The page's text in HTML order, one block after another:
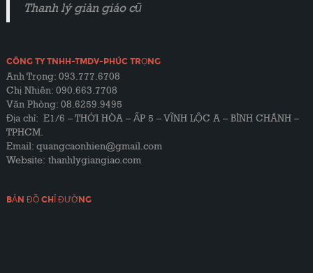
Thanh lý giàn giáo cũ
CÔNG TY TNHH-TMDV-PHÚC TRỌNG
Anh Trọng: 093.777.6708
Chị Nhiên: 090.663.7708
Văn Phòng: 08.6259.9495
Địa chỉ: E1/6 – THỚI HÒA – ẤP 5 – VĨNH LỘC A – BÌNH CHÁNH –
TPHCM.
Email: quangcaonhien@gmail.com
Website: thanhlygiangiao.com
BẢN ĐỒ CHỈ ĐƯỜNG